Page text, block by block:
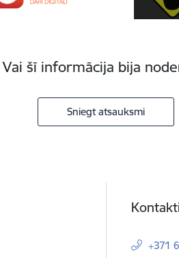
Vai šī informācija bija
Sniegt atsauksmi
Kontakti
+371